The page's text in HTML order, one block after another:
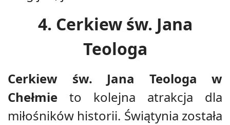
4. Cerkiew św. Jana
Teologa
Cerkiew św. Jana Teologa w
Chełmie to kolejna atrakcja dla
miłośników historii. Świątynia została